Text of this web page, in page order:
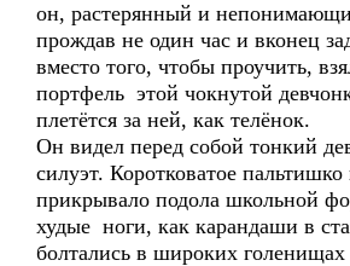
он, растерянный и
прождав не один час и вконец
вместо того, чтобы проучить,
портфель этой чокнутой
плетётся за ней, как телёнок.
Он видел перед собой тонкий
силуэт. Коротковатое пальтишко
прикрывало подола школьной
худые ноги, как карандаши в
болтались в широких голенищах